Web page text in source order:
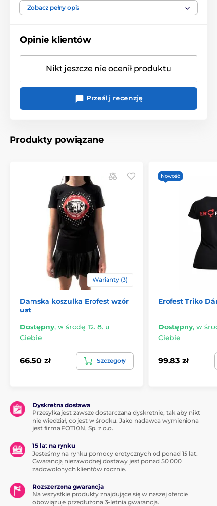
UNISEX
Zobacz pełny opis
Opinie klientów
Nikt jeszcze nie ocenił produktu
Prześlij recenzję
Produkty powiązane
Warianty (3)
Damska koszulka Erofest wzór
ust
Dostępny, w środę 12. 8. u
Ciebie
66.50 zł Szczegóły
Nowość
Erofest Triko
Dostępny, w
Ciebie
99.83 zł
Dyskretna dostawa
Przesyłka jest zawsze dostarczana dyskretnie, tak aby nikt
nie wiedział, co jest w środku. Jako nadawca wymieniona
jest firma FOTION, Sp. z o.o.
15 lat na rynku
Jesteśmy na rynku pomocy erotycznych od ponad 15 lat.
Gwarancją niezawodnej dostawy jest ponad 50 000
zadowolonych klientów rocznie.
Rozszerzona gwarancja
Na wszystkie produkty znajdujące się w naszej ofercie
obowiązuje przedłużona 3-letnia gwarancja.